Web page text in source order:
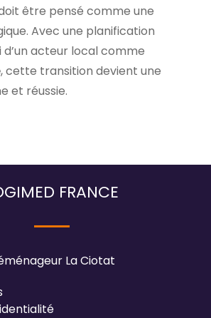
être pensé comme une
Avec une planification
d’un acteur local comme
, cette transition devient une
et réussie.
FRANCE
La Ciotat